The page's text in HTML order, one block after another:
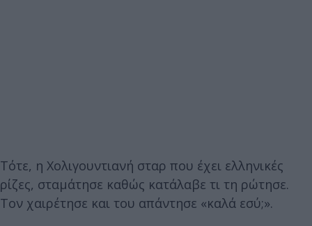
Τότε, η Χολιγουντιανή σταρ που έχει ελληνικές
ρίζες, σταμάτησε καθώς κατάλαβε τι τη ρώτησε.
Τον χαιρέτησε και του απάντησε «καλά εσύ;».